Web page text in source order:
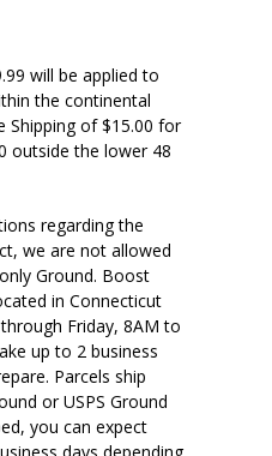
will be applied to
the continental
Shipping of $15.00 for
outside the lower 48
regarding the
we are not allowed
Ground. Boost
in Connecticut
Friday, 8AM to
up to 2 business
Parcels ship
or USPS Ground
you can expect
days depending